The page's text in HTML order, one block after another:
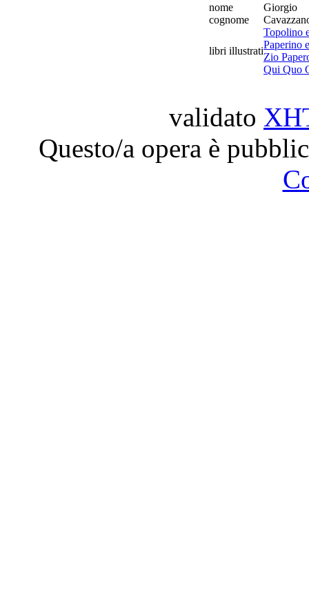
nome
Giorgio
cognome
libri illustrati
Topolino
Paperino
Zio
Qui Quo
validato
Questo/a opera è